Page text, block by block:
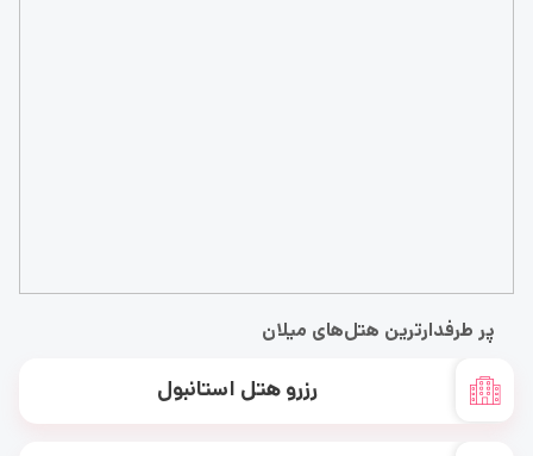
پر طرفدارترین هتل‌های میلان
رزرو هتل استانبول